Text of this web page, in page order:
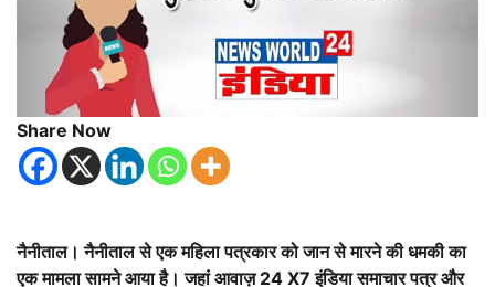
Share Now
नैनीताल। नैनीताल से एक महिला पत्रकार को जान से मारने की धमकी का
एक मामला सामने आया है। जहां आवाज़ 24 X7 इंडिया समाचार पत्र और